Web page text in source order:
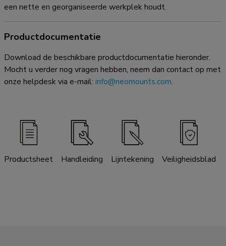
een nette en georganiseerde werkplek houdt.
Productdocumentatie
Download de beschikbare productdocumentatie hieronder.
Mocht u verder nog vragen hebben, neem dan contact op met
onze helpdesk via e-mail: info@neomounts.com.
Productsheet Handleiding Lijntekening Veiligheidsblad